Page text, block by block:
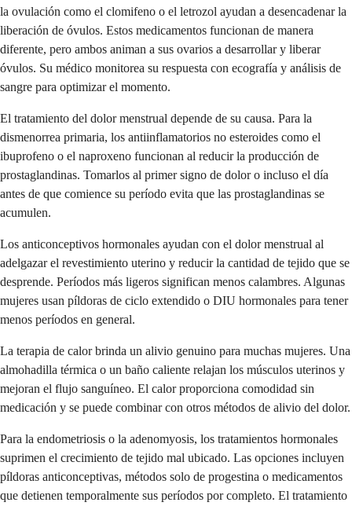
la ovulación como el clomifeno o el letrozol ayudan a desencadenar la
liberación de óvulos. Estos medicamentos funcionan de manera
diferente, pero ambos animan a sus ovarios a desarrollar y liberar
óvulos. Su médico monitorea su respuesta con ecografía y análisis de
sangre para optimizar el momento.
El tratamiento del dolor menstrual depende de su causa. Para la
dismenorrea primaria, los antiinflamatorios no esteroides como el
ibuprofeno o el naproxeno funcionan al reducir la producción de
prostaglandinas. Tomarlos al primer signo de dolor o incluso el día
antes de que comience su período evita que las prostaglandinas se
acumulen.
Los anticonceptivos hormonales ayudan con el dolor menstrual al
adelgazar el revestimiento uterino y reducir la cantidad de tejido que se
desprende. Períodos más ligeros significan menos calambres. Algunas
mujeres usan píldoras de ciclo extendido o DIU hormonales para tener
menos períodos en general.
La terapia de calor brinda un alivio genuino para muchas mujeres. Una
almohadilla térmica o un baño caliente relajan los músculos uterinos y
mejoran el flujo sanguíneo. El calor proporciona comodidad sin
medicación y se puede combinar con otros métodos de alivio del dolor.
Para la endometriosis o la adenomyosis, los tratamientos hormonales
suprimen el crecimiento de tejido mal ubicado. Las opciones incluyen
píldoras anticonceptivas, métodos solo de progestina o medicamentos
que detienen temporalmente sus períodos por completo. El tratamiento